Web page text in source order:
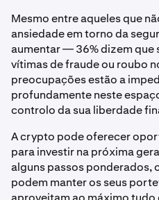
Mesmo entre aqueles que
ansiedade em torno da
aumentar — 36% dizem que
vítimas de fraude ou roubo
preocupações estão a
profundamente neste
controlo da sua liberdade
A crypto pode oferecer
para investir na próxima
alguns passos ponderados,
podem manter os seus